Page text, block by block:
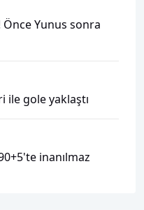
Yunus sonra
ile gole yaklaştı
inanılmaz